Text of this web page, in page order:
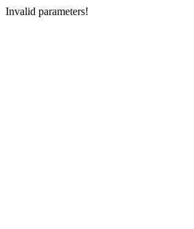
Invalid parameters!